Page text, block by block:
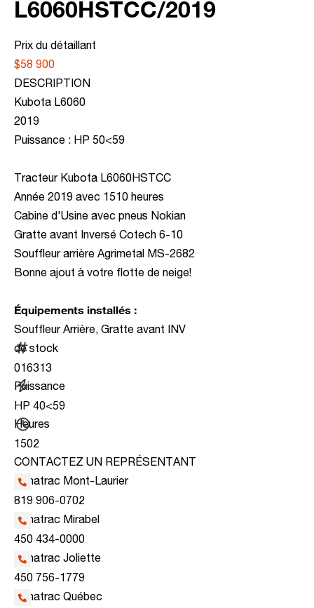
L6060HSTCC/2019
Prix du détaillant
$58 900
DESCRIPTION
Kubota L6060
2019
Puissance : HP 50<59
Tracteur Kubota L6060HSTCC
Année 2019 avec 1510 heures
Cabine d'Usine avec pneus Nokian
Gratte avant Inversé Cotech 6-10
Souffleur arrière Agrimetal MS-2682
Bonne ajout à votre flotte de neige!
Équipements installés :
Souffleur Arrière, Gratte avant INV
de stock
016313
Puissance
HP 40<59
Heures
1502
CONTACTEZ UN REPRÉSENTANT
Kanatrac Mont-Laurier
819 906-0702
Kanatrac Mirabel
450 434-0000
Kanatrac Joliette
450 756-1779
Kanatrac Québec